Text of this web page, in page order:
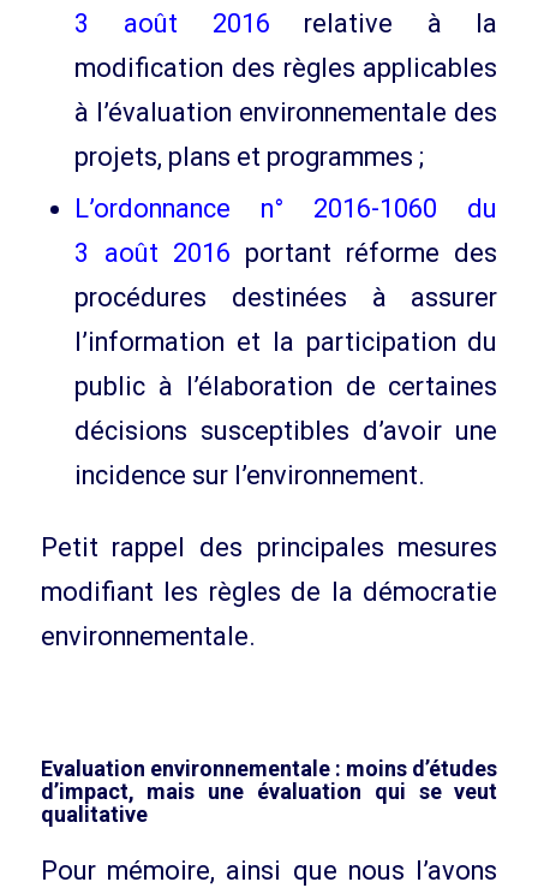
3 août 2016 relative à la
modification des règles applicables
à l’évaluation environnementale des
projets, plans et programmes ;
L’ordonnance n° 2016-1060 du
3 août 2016 portant réforme des
procédures destinées à assurer
l’information et la participation du
public à l’élaboration de certaines
décisions susceptibles d’avoir une
incidence sur l’environnement.
Petit rappel des principales mesures
modifiant les règles de la démocratie
environnementale.
Evaluation environnementale : moins d’études
d’impact, mais une évaluation qui se veut
qualitative
Pour mémoire, ainsi que nous l’avons